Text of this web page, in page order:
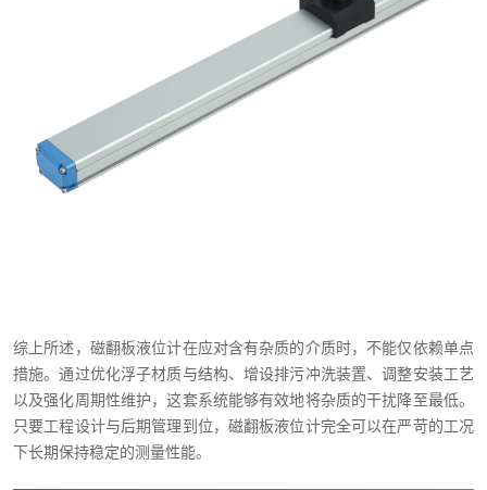
综上所述，磁翻板液位计在应对含有杂质的介质时，不能仅依赖单点
措施。通过优化浮子材质与结构、增设排污冲洗装置、调整安装工艺
以及强化周期性维护，这套系统能够有效地将杂质的干扰降至最低。
只要工程设计与后期管理到位，磁翻板液位计完全可以在严苛的工况
下长期保持稳定的测量性能。